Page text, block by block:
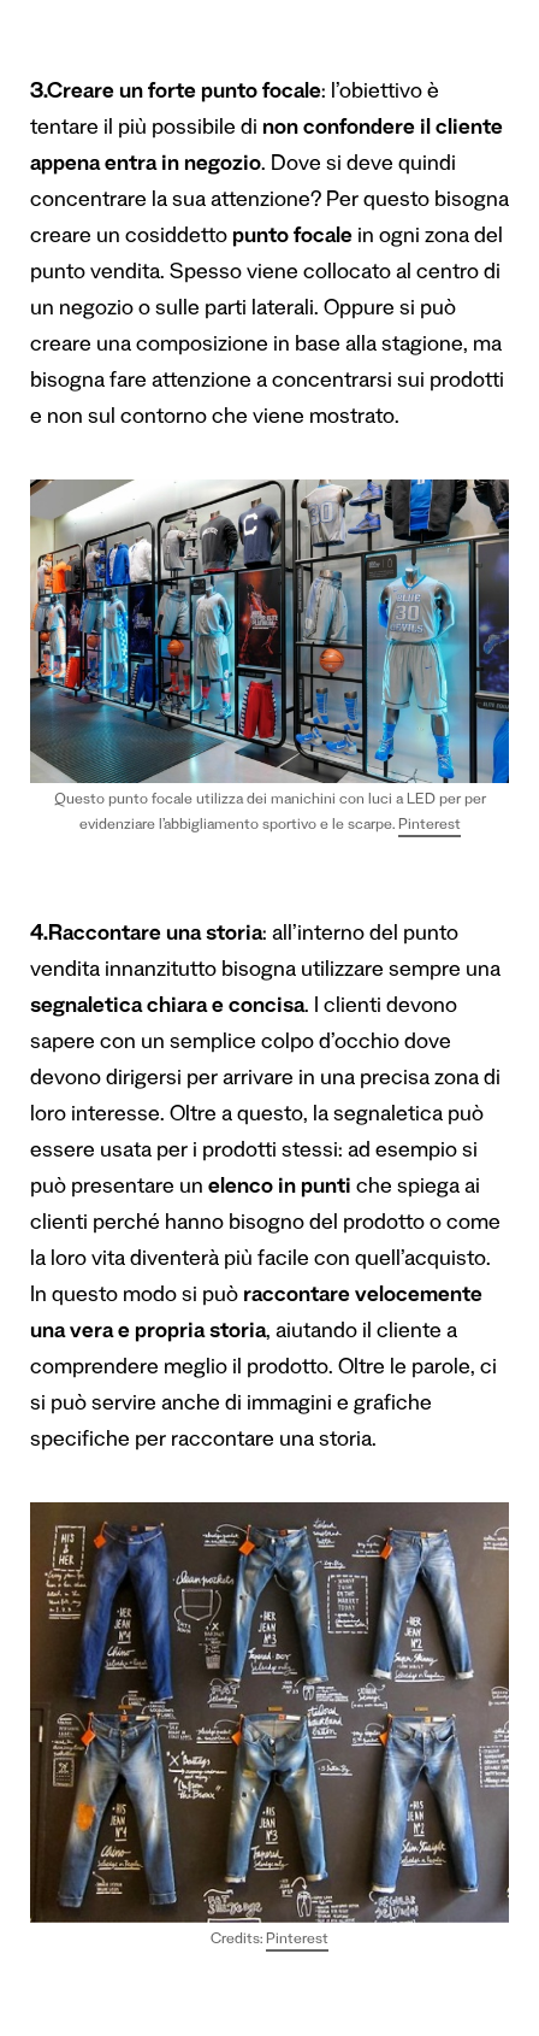
3.Creare un forte punto focale: l’obiettivo è
tentare il più possibile di non confondere il cliente
appena entra in negozio. Dove si deve quindi
concentrare la sua attenzione? Per questo bisogna
creare un cosiddetto punto focale in ogni zona del
punto vendita. Spesso viene collocato al centro di
un negozio o sulle parti laterali. Oppure si può
creare una composizione in base alla stagione, ma
bisogna fare attenzione a concentrarsi sui prodotti
e non sul contorno che viene mostrato.
Questo punto focale utilizza dei manichini con luci a LED per per
evidenziare l’abbigliamento sportivo e le scarpe. Pinterest
4.Raccontare una storia: all’interno del punto
vendita innanzitutto bisogna utilizzare sempre una
segnaletica chiara e concisa. I clienti devono
sapere con un semplice colpo d’occhio dove
devono dirigersi per arrivare in una precisa zona di
loro interesse. Oltre a questo, la segnaletica può
essere usata per i prodotti stessi: ad esempio si
può presentare un elenco in punti che spiega ai
clienti perché hanno bisogno del prodotto o come
la loro vita diventerà più facile con quell’acquisto.
In questo modo si può raccontare velocemente
una vera e propria storia, aiutando il cliente a
comprendere meglio il prodotto. Oltre le parole, ci
si può servire anche di immagini e grafiche
specifiche per raccontare una storia.
Credits: Pinterest